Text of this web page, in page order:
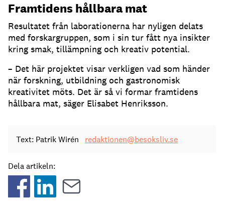
Framtidens hållbara mat
Resultatet från laborationerna har nyligen delats
med forskargruppen, som i sin tur fått nya insikter
kring smak, tillämpning och kreativ potential.
– Det här projektet visar verkligen vad som händer
när forskning, utbildning och gastronomisk
kreativitet möts. Det är så vi formar framtidens
hållbara mat, säger Elisabet Henriksson.
Text: Patrik Wirén redaktionen@besoksliv.se
Dela artikeln: